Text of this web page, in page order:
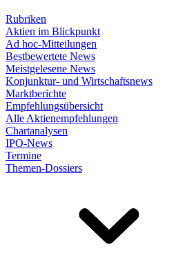
Rubriken
Aktien im Blickpunkt
Ad hoc-Mitteilungen
Bestbewertete News
Meistgelesene News
Konjunktur- und Wirtschaftsnews
Marktberichte
Empfehlungsübersicht
Alle Aktienempfehlungen
Chartanalysen
IPO-News
Termine
Themen-Dossiers